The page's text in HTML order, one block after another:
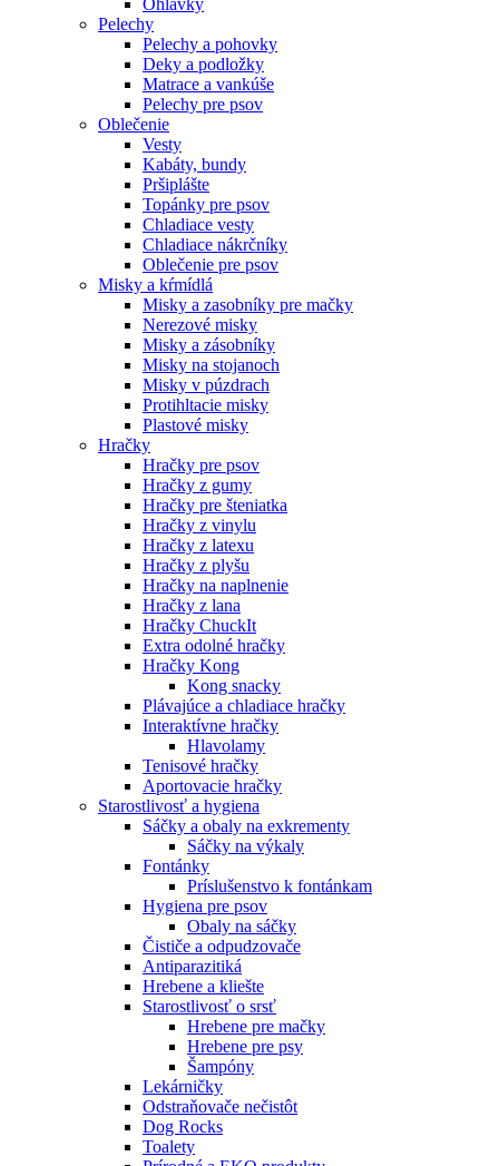
Pelechy
Pelechy a pohovky
Deky a podložky
Matrace a vankúše
Pelechy pre psov
Oblečenie
Vesty
Kabáty, bundy
Pršiplášte
Topánky pre psov
Chladiace vesty
Chladiace nákrčníky
Oblečenie pre psov
Misky a kŕmídlá
Misky a zasobníky pre mačky
Nerezové misky
Misky a zásobníky
Misky na stojanoch
Misky v púzdrach
Protihltacie misky
Plastové misky
Hračky
Hračky pre psov
Hračky z gumy
Hračky pre šteniatka
Hračky z vinylu
Hračky z latexu
Hračky z plyšu
Hračky na naplnenie
Hračky z lana
Hračky ChuckIt
Extra odolné hračky
Hračky Kong
Kong snacky
Plávajúce a chladiace hračky
Interaktívne hračky
Hlavolamy
Tenisové hračky
Aportovacie hračky
Starostlivosť a hygiena
Sáčky a obaly na exkrementy
Sáčky na výkaly
Fontánky
Príslušenstvo k fontánkam
Hygiena pre psov
Obaly na sáčky
Čističe a odpudzovače
Antiparazitiká
Hrebene a kliešte
Starostlivosť o srsť
Hrebene pre mačky
Hrebene pre psy
Šampóny
Lekárničky
Odstraňovače nečistôt
Dog Rocks
Toalety